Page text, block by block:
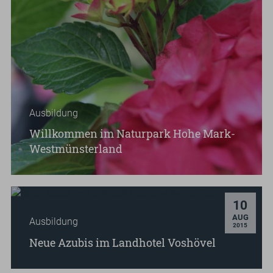
die
einen
ist
es
ein
Besuch
im
Wellnessbereich...
Willkommen im Naturpark Hohe Mark-
Westmünsterland
Haben
schon
Schermbeck
und
Ausbildung
10
AUG.
2015
Neue Azubis im Landhotel Voshövel
Ausbildung